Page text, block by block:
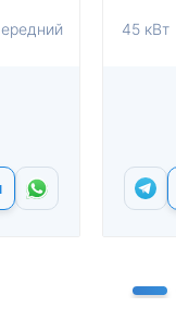
45 кВт